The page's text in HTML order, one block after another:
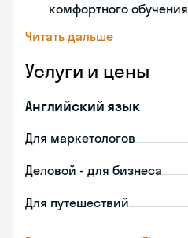
комфортного обучения
Читать дальше
Услуги и цены
Английский язык
Для маркетологов
Деловой - для бизнеса
Для путешествий